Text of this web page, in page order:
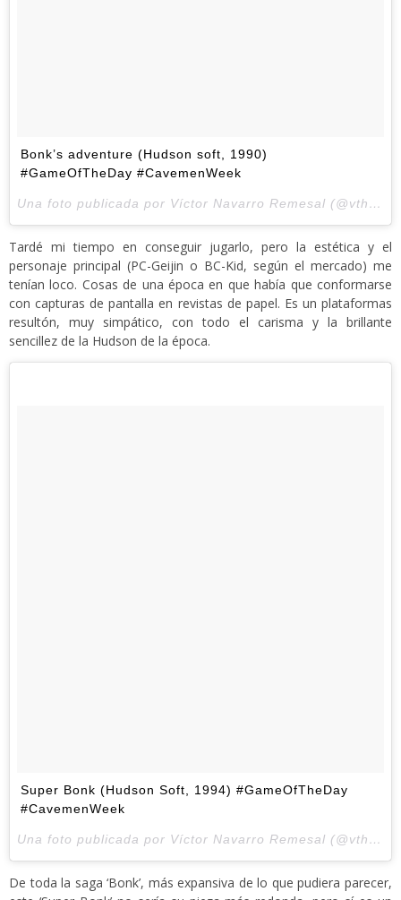
Bonk’s adventure (Hudson soft, 1990)
#GameOfTheDay #CavemenWeek
Una foto publicada por Víctor Navarro Remesal (@vthewanderer) el
Tardé mi tiempo en conseguir jugarlo, pero la estética y el
personaje principal (PC-Geijin o BC-Kid, según el mercado) me
tenían loco. Cosas de una época en que había que conformarse
con capturas de pantalla en revistas de papel. Es un plataformas
resultón, muy simpático, con todo el carisma y la brillante
sencillez de la Hudson de la época.
Super Bonk (Hudson Soft, 1994) #GameOfTheDay
#CavemenWeek
Una foto publicada por Víctor Navarro Remesal (@vthewanderer) el
De toda la saga ‘Bonk’, más expansiva de lo que pudiera parecer,